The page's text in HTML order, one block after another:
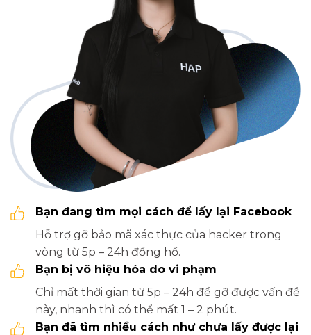
Bạn đang tìm mọi cách để lấy lại Facebook
Hỗ trợ gỡ bảo mã xác thực của hacker trong
vòng từ 5p – 24h đồng hồ.
Bạn bị vô hiệu hóa do vi phạm
Chỉ mất thời gian từ 5p – 24h để gỡ được vấn đề
này, nhanh thì có thể mất 1 – 2 phút.
Bạn đã tìm nhiều cách như chưa lấy được lại